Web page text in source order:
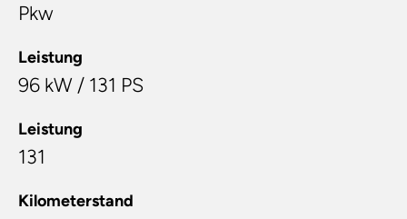
Pkw
Leistung
96 kW / 131 PS
Leistung
131
Kilometerstand